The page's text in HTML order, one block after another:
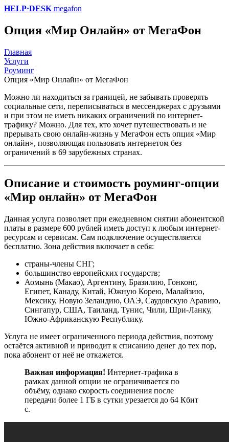
HELP·DESK megafon
Опция «Мир Онлайн» от МегаФон
Главная
Услуги
Роуминг
Опция «Мир Онлайн» от МегаФон
Можно ли находиться за границей, не забывать проверять
социальные сети, переписываться в мессенджерах с друзьями
и при этом не иметь никаких ограничений по интернет-
трафику? Можно. Для тех, кто хочет путешествовать и не
прерывать свою онлайн-жизнь у МегаФон есть опция «Мир
онлайн», позволяющая пользовать интернетом без
ограничений в 69 зарубежных странах.
Описание и стоимость роуминг-опции
«Мир онлайн» от МегаФон
Данная услуга позволяет при ежедневном снятии абонентской
платы в размере 600 рублей иметь доступ к любым интернет-
ресурсам и сервисам. Сам подключение осуществляется
бесплатно. Зона действия включает в себя:
страны-члены СНГ;
большинство европейских государств;
Аомынь (Макао), Аргентину, Бразилию, Гонконг,
Египет, Канаду, Китай, Южную Корею, Малайзию,
Мексику, Новую Зеландию, ОАЭ, Саудовскую Аравию,
Сингапур, США, Таиланд, Тунис, Чили, Шри-Ланку,
Южно-Африканскую Республику.
Услуга не имеет ограниченного периода действия, поэтому
остаётся активной и приводит к списанию денег до тех пор,
пока абонент от неё не откажется.
Важная информация! Интернет-трафика в
рамках данной опции не ограничивается по
объёму, однако скорость соединения после
передачи более 1 ГБ в сутки урезается до 64 Кбит
с.